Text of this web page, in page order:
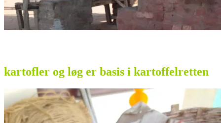
kartofler og løg er basis i kartoffelretten